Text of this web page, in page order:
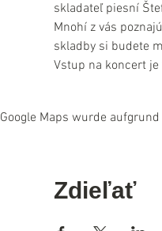
skladateľ piesní
Mnohí z vás
skladby si budete
Vstup na koncert je
Google Maps wurde
Zdieľať